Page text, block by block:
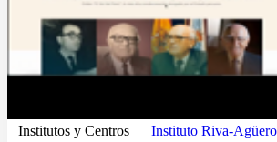
Institutos y Centros Instituto Riva-Agüero